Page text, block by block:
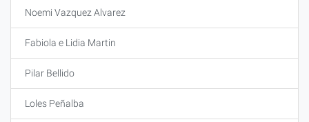
Noemi Vazquez Alvarez
Fabiola e Lidia Martin
Pilar Bellido
Loles Peñalba